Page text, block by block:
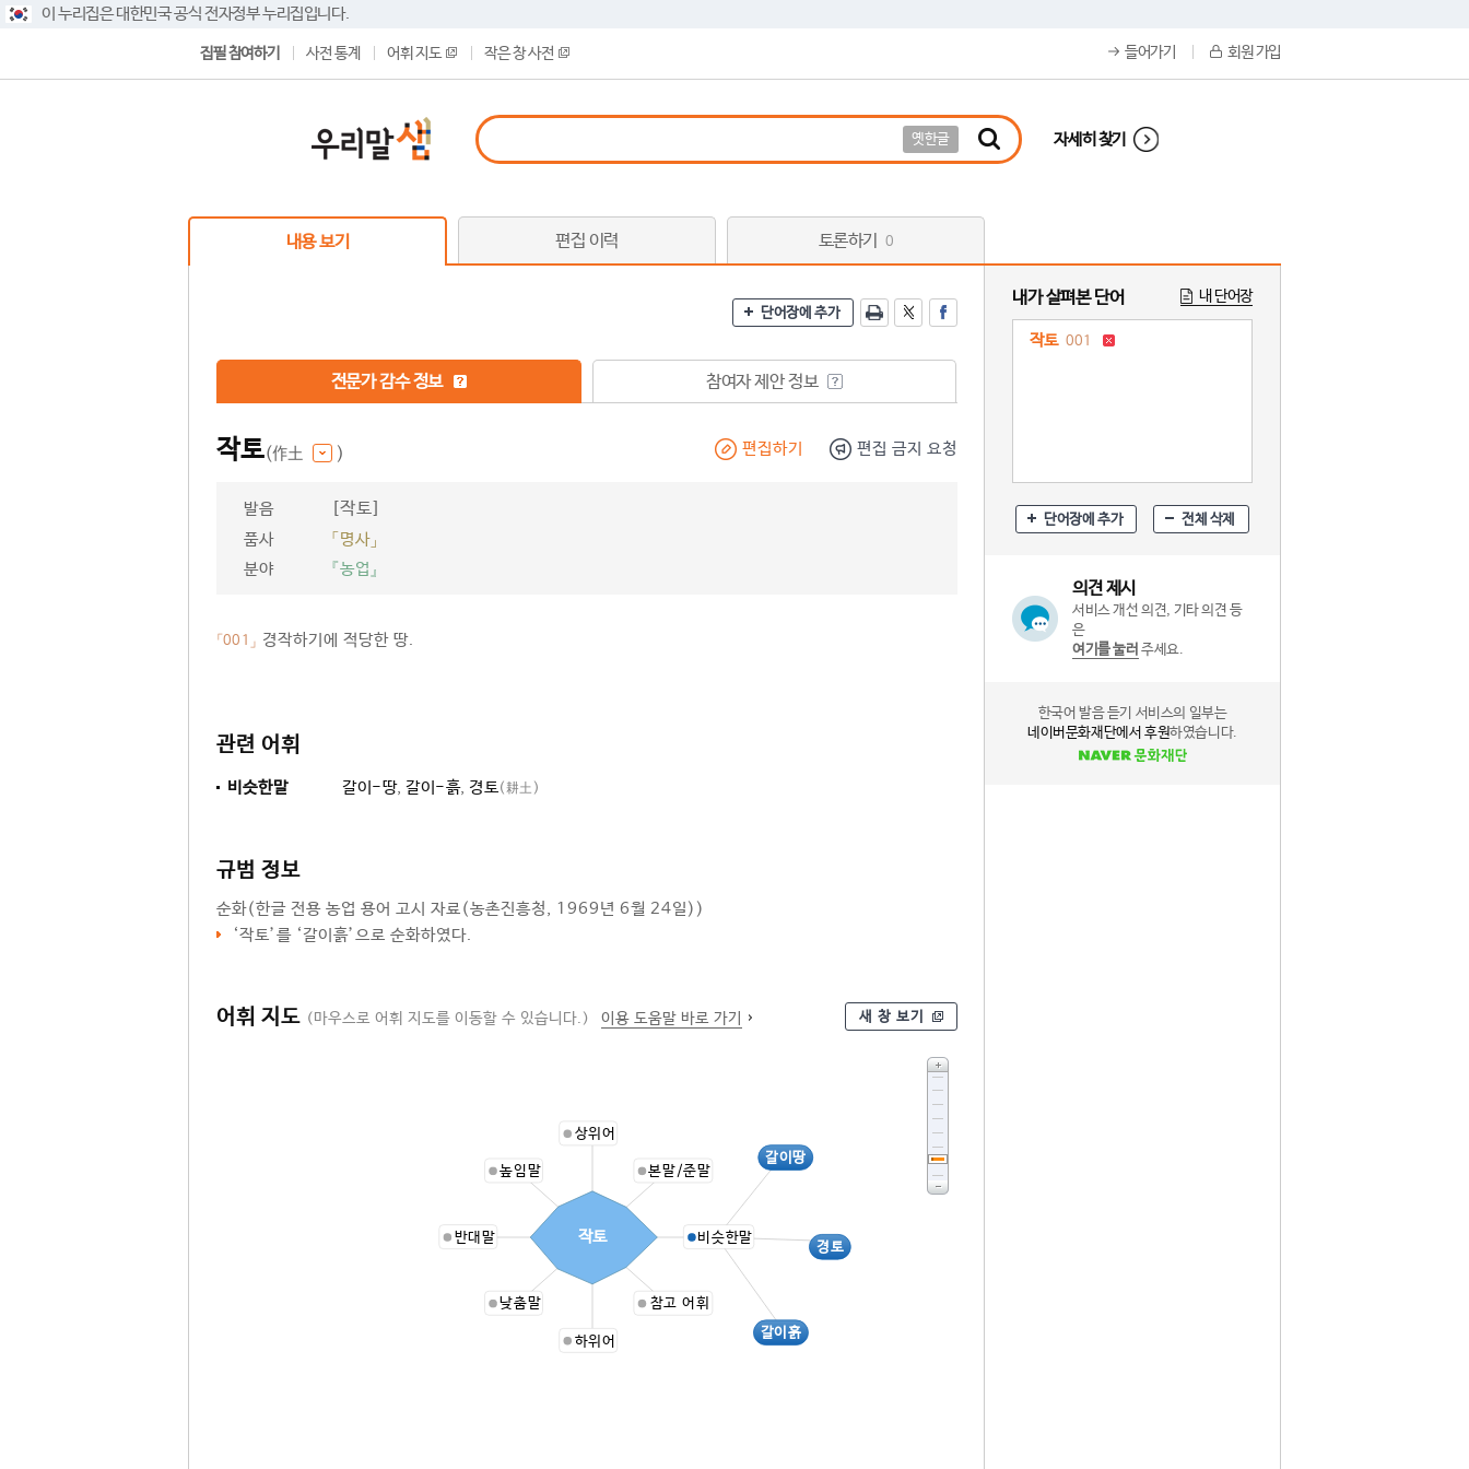
이 누리집은 대한민국 공식 전자정부 누리집입니다.
집필 참여하기 사전 통계 어휘 지도 작은 창 사전 들어가기 회원 가입
옛한글 자세히 찾기
내용 보기 편집 이력 토론하기 0
단어장에 추가
전문가 감수 정보 참여자 제안 정보
작토(作土 ) 편집하기 편집 금지 요청
발음 [작토]
품사
「명사」
분야
『농업』
「001」 경작하기에 적당한 땅.
관련 어휘
비슷한말 갈이-땅, 갈이-흙, 경토(耕土)
규범 정보
순화(한글 전용 농업 용어 고시 자료(농촌진흥청, 1969년 6월 24일))
‘작토’를 ‘갈이흙’으로 순화하였다.
어휘 지도 (마우스로 어휘 지도를 이동할 수 있습니다.) 이용 도움말 바로 가기 새 창 보기
상위어
본말/준말
갈이땅
갈이흙
경토
비슷한말
참고 어휘
하위어
낮춤말
반대말
높임말
작토
내가 살펴본 단어 내 단어장
작토 001
단어장에 추가 전체 삭제
의견 제시
서비스 개선 의견, 기타 의견 등
은
여기를 눌러 주세요.
한국어 발음 듣기 서비스의 일부는
네이버문화재단에서 후원하였습니다.